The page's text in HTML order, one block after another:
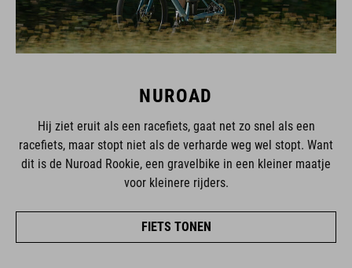
NUROAD
Hij ziet eruit als een racefiets, gaat net zo snel als een
racefiets, maar stopt niet als de verharde weg wel stopt. Want
dit is de Nuroad Rookie, een gravelbike in een kleiner maatje
voor kleinere rijders.
FIETS TONEN